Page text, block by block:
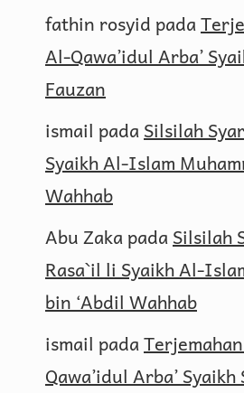
fathin rosyid pada
Al-Qawa’idul Arba’
Fauzan
ismail padaSilsilah
Syaikh Al-Islam
Wahhab
Abu ZakapadaSilsilah
Rasa`il li Syaikh Al-
bin ‘Abdil Wahhab
ismail pada
Qawa’idul Arba’